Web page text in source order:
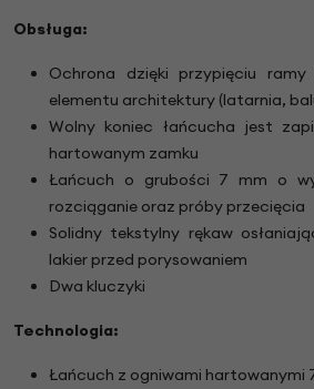
Obsługa:
Ochrona dzięki przypięciu
elementu architektury (latarnia,
Wolny koniec łańcucha jest
hartowanym zamku
Łańcuch o grubości 7 mm o
rozciąganie oraz próby przecięcia
Solidny tekstylny rękaw
lakier przed porysowaniem
Dwa kluczyki
Technologia:
Łańcuch z ogniwami hartowanymi